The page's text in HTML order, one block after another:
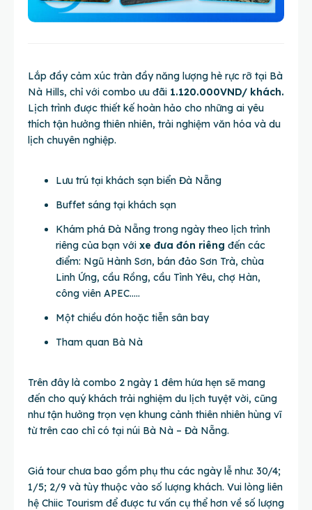
Lắp đầy cảm xúc tràn đầy năng lượng hè rực rỡ tại Bà
Nà Hills, chỉ với combo ưu đãi 1.120.000VND/ khách.
Lịch trình được thiết kế hoàn hảo cho những ai yêu
thích tận hưởng thiên nhiên, trải nghiệm văn hóa và du
lịch chuyên nghiệp.
Lưu trú tại khách sạn biển Đà Nẵng
Buffet sáng tại khách sạn
Khám phá Đà Nẵng trong ngày theo lịch trình
riêng của bạn với xe đưa đón riêng đến các
điểm: Ngũ Hành Sơn, bán đảo Sơn Trà, chùa
Linh Ứng, cầu Rồng, cầu Tình Yêu, chợ Hàn,
công viên APEC…..
Một chiều đón hoặc tiễn sân bay
Tham quan Bà Nà
Trên đây là combo 2 ngày 1 đêm hứa hẹn sẽ mang
đến cho quý khách trải nghiệm du lịch tuyệt vời, cũng
như tận hưởng trọn vẹn khung cảnh thiên nhiên hùng vĩ
từ trên cao chỉ có tại núi Bà Nà – Đà Nẵng.
Giá tour chưa bao gồm phụ thu các ngày lễ như: 30/4;
1/5; 2/9 và tùy thuộc vào số lượng khách. Vui lòng liên
hệ Chiic Tourism để được tư vấn cụ thể hơn về số lượng